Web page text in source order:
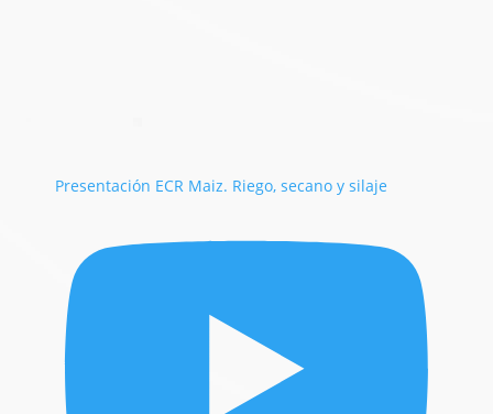
Presentación ECR Maiz. Riego, secano y silaje